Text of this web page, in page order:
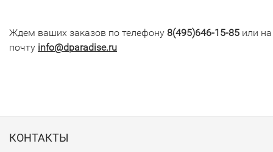
Ждем ваших заказов по телефону 8(495)646-15-85 или на
почту info@dparadise.ru
КОНТАКТЫ